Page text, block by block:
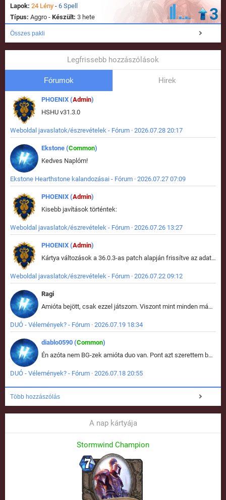
Lapok: 24 Lény - 6 Spell
Típus: Aggro - Készült: 3 hete 3
Összes pakli
Legfrissebb hozzászólások
Fórumok Hirek
PHOENIX (Admin)
HSHU v31.3.0
Weboldal javaslatok/észrevételek - Fórum · 2026.07.28 20:17
Ekstone (Common)
Kedves Naplóm!
Ekstone Hearthstone kalandozásai - Fórum · 2026.07.27 07:09
PHOENIX (Admin)
Kisebb javítások történtek:
Weboldal javaslatok/észrevételek - Fórum · 2026.07.26 13:27
PHOENIX (Admin)
Kártya változások a 36.0.3-as patch alapján frissítve az adatbázisban (képek is cserélve).
Weboldal javaslatok/észrevételek - Fórum · 2026.07.22 09:12
Ragi
Amióta bejött, csak ezzel játszom. Viszont mint minden más - akár az alapjáték is, ez is baromira összetett lett. Néha már pár kör után is esélytelen az egész. Vagy irreállisan túltápol valaki, vagy lelép a partner, vagy csak hülye mint a segg. És amikor eljönne az én időm, na akkor jön el mindenki másé is. Engem jobban érdekelne, hogy ki milyen ratingen szokott játszani. Na ez lenne egy érdekes adat.
DUÓ - Vélemények? - Fórum · 2026.07.19 18:34
diablo0590 (Common)
Én azóta nem BG-zek amióta duo van. Pont azt szerettem benne, hogy rajtam múlik mi történik, nem pedig a társamon. Kérem vissza a régi BG-t :D
DUÓ - Vélemények? - Fórum · 2026.07.18 20:55
Több hozzászólás
A nap kártyája
Stormwind Champion